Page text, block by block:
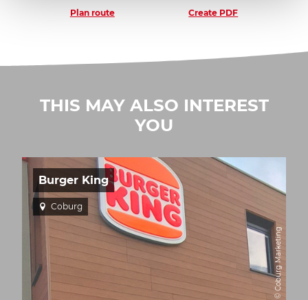
Plan route Create PDF
THIS MAY ALSO INTEREST
YOU
Burger King
Coburg
© Coburg Marketing